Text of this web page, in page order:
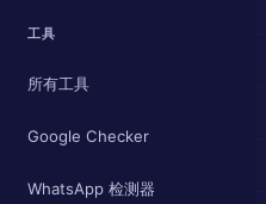
工具
所有工具
Google Checker
WhatsApp 检测器